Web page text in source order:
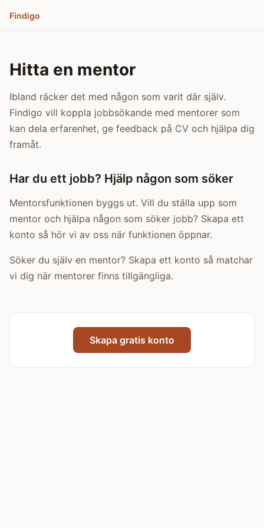
Findigo
Hitta en mentor
Ibland räcker det med någon som varit där själv.
Findigo vill koppla jobbsökande med mentorer som
kan dela erfarenhet, ge feedback på CV och hjälpa dig
framåt.
Har du ett jobb? Hjälp någon som söker
Mentorsfunktionen byggs ut. Vill du ställa upp som
mentor och hjälpa någon som söker jobb? Skapa ett
konto så hör vi av oss när funktionen öppnar.
Söker du själv en mentor? Skapa ett konto så matchar
vi dig när mentorer finns tillgängliga.
Skapa gratis konto